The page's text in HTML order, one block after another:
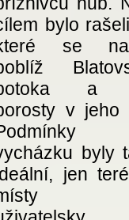
bylo
se
a
v jeho
byly
jen